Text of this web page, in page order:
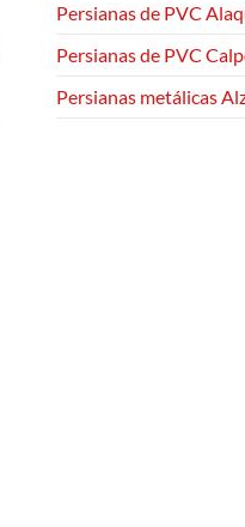
Persianas de PVC
Persianas de PVC
Persianas metálicas